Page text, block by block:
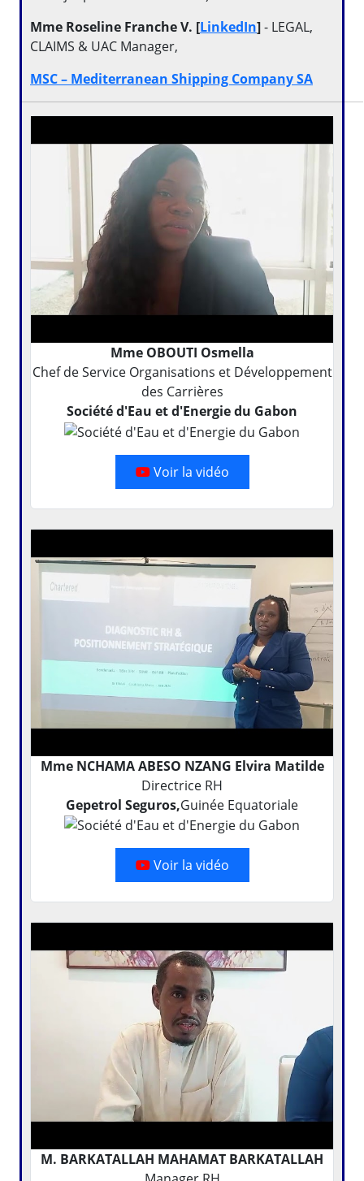
Mme Roseline Franche V. [LinkedIn]- LEGAL,
CLAIMS & UAC Manager,
MSC – Mediterranean Shipping Company SA
Mme OBOUTI Osmella
Chef de Service Organisations et Développement
des Carrières
Société d'Eau et d'Energie du Gabon
Voir la vidéo
Mme NCHAMA ABESO NZANG Elvira Matilde
Directrice RH
Gepetrol Seguros,Guinée Equatoriale
Voir la vidéo
M. BARKATALLAH MAHAMAT BARKATALLAH